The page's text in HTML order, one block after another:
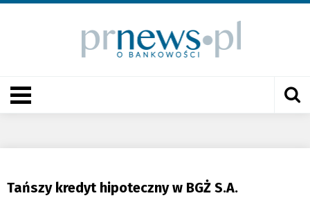
Tańszy kredyt hipoteczny w BGŻ S.A.